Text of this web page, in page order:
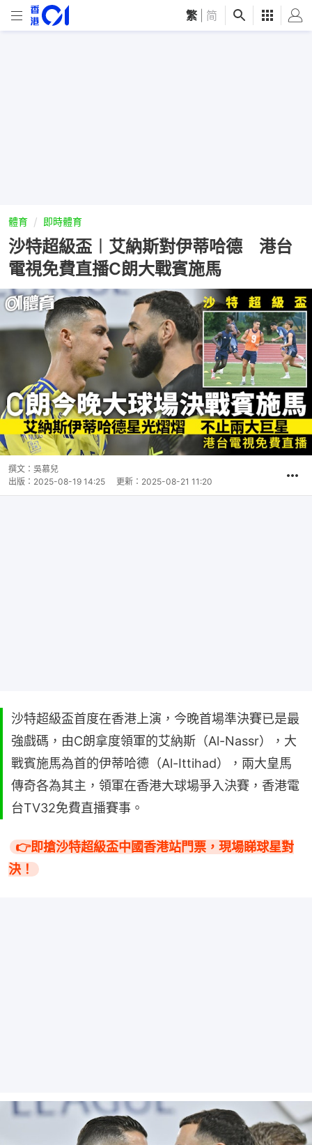
繁 简
體育 即時體育
沙特超級盃︱艾納斯對伊蒂哈德 港台
電視免費直播C朗大戰賓施馬
撰文： 吳慕兒
出版： 2025-08-19 14:25 更新： 2025-08-21 11:20
沙特超級盃首度在香港上演，今晚首場準決賽已是最
強戲碼，由C朗拿度領軍的艾納斯（Al-Nassr），大
戰賓施馬為首的伊蒂哈德（Al-Ittihad），兩大皇馬
傳奇各為其主，領軍在香港大球場爭入決賽，香港電
台TV32免費直播賽事。
👉即搶沙特超級盃中國香港站門票，現場睇球星對
決！